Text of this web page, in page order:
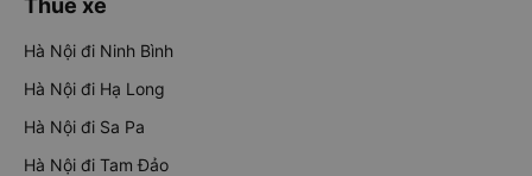
Thuê xe
Hà Nội đi Ninh Bình
Hà Nội đi Hạ Long
Hà Nội đi Sa Pa
Hà Nội đi Tam Đảo